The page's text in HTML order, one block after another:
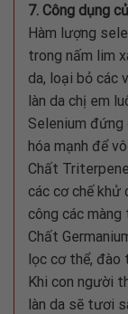
7. Công dụng
Hàm lượng
trong nấm lim
da, loại bỏ các
làn da chị em
Selenium
hóa mạnh để
Chất
các cơ chế khử
công các màng
Chất
lọc cơ thể, đào
Khi con người
làn da sẽ tươi